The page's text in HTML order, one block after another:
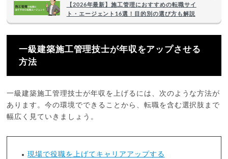
【2026年最新】施工管理におすすめの転職サイ
ト・エージェント16選！目的別の選び方も解説
一級建築施工管理技士が年収をアップさせる
方法
一級建築施工管理技士が年収を上げるには、次のような方法が
あります。今の環境でできることから、転職を含む選択肢まで
幅広く見ていきましょう。
現場で役職を上げてキャリアアップする